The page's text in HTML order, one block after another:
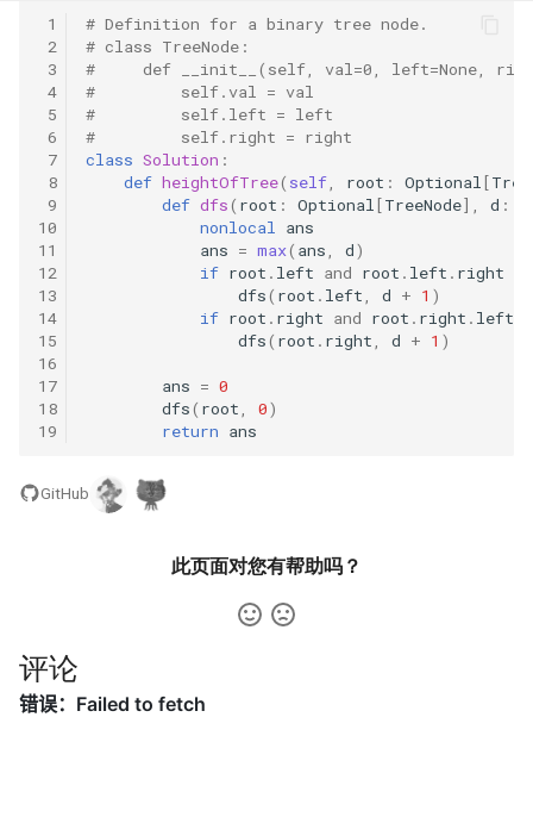
46. 把数字翻译成字符串
47. 礼物的最大价值
48. 最长不含重复字符的子字
符串
49. 丑数
50. 第一个只出现一次的字符
51. 数组中的逆序对
52. 两个链表的第一个公共节
53.1. 在排序数组中查找数字 I
55.1. 二叉树的深度
55.2. 平衡二叉树
45. 二叉树最底层最左边的值
46. 二叉树的右侧视图
47. 二叉树剪枝
48. 序列化与反序列化二叉树
49. 从根节点到叶节点的路径
数字之和
50. 向下的路径节点之和
51. 节点之和最大的路径
52. 展平二叉搜索树
55. 二叉搜索树迭代器
8.9. 括号
8.10. 颜色填充
8.11. 硬币
8.12. 八皇后
8.13. 堆箱子
8.14. 布尔运算
10.1. 合并排序的数组
10.3. 搜索旋转数组
10.5. 稀疏数组搜索
10.10. 数字流的秩
1
2
3
4
5
6
7
8
9
10
11
12
13
14
15
16
17
18
19
# Definition for a binary tree node.
# class TreeNode:
#     def __init__(self, val=0, left=None,
#         self.val = val
#         self.left = left
#         self.right = right
class Solution :
def heightOfTree( self, root : Optional[
def dfs( root : Optional[TreeNode], d :
nonlocal ans
ans = max( ans, d)
if root . left and root . left . right
dfs( root . left, d + 1 )
if root . right and root . right . left
dfs( root . right, d + 1 )
ans = 0
dfs( root, 0)
return ans
GitHub
此页面对您有帮助吗？
评论